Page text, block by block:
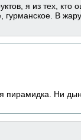
я из тех, кто
гурманское. В
пирамидка. Ни